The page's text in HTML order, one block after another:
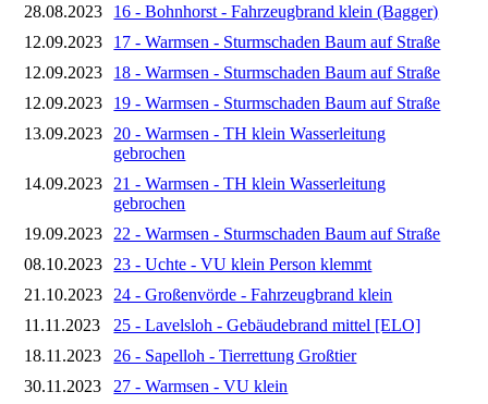
28.08.2023
16 - Bohnhorst - Fahrzeugbrand klein (Bagger)
12.09.2023
17 - Warmsen - Sturmschaden Baum auf Straße
12.09.2023
18 - Warmsen - Sturmschaden Baum auf Straße
12.09.2023
19 - Warmsen - Sturmschaden Baum auf Straße
13.09.2023
20 - Warmsen - TH klein Wasserleitung
gebrochen
14.09.2023
21 - Warmsen - TH klein Wasserleitung
gebrochen
19.09.2023
22 - Warmsen - Sturmschaden Baum auf Straße
08.10.2023
23 - Uchte - VU klein Person klemmt
21.10.2023
24 - Großenvörde - Fahrzeugbrand klein
11.11.2023
25 - Lavelsloh - Gebäudebrand mittel [ELO]
18.11.2023
26 - Sapelloh - Tierrettung Großtier
30.11.2023
27 - Warmsen - VU klein